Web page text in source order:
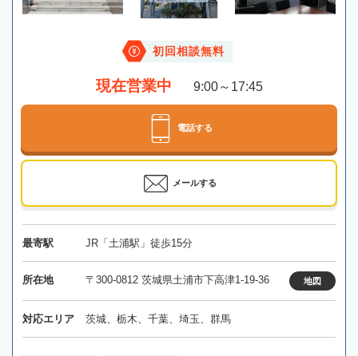
初回相談無料
現在営業中 9:00～17:45
電話する
メールする
最寄駅 JR「土浦駅」徒歩15分
所在地 〒300-0812 茨城県土浦市下高津1-19-36 地図
対応エリア 茨城、栃木、千葉、埼玉、群馬